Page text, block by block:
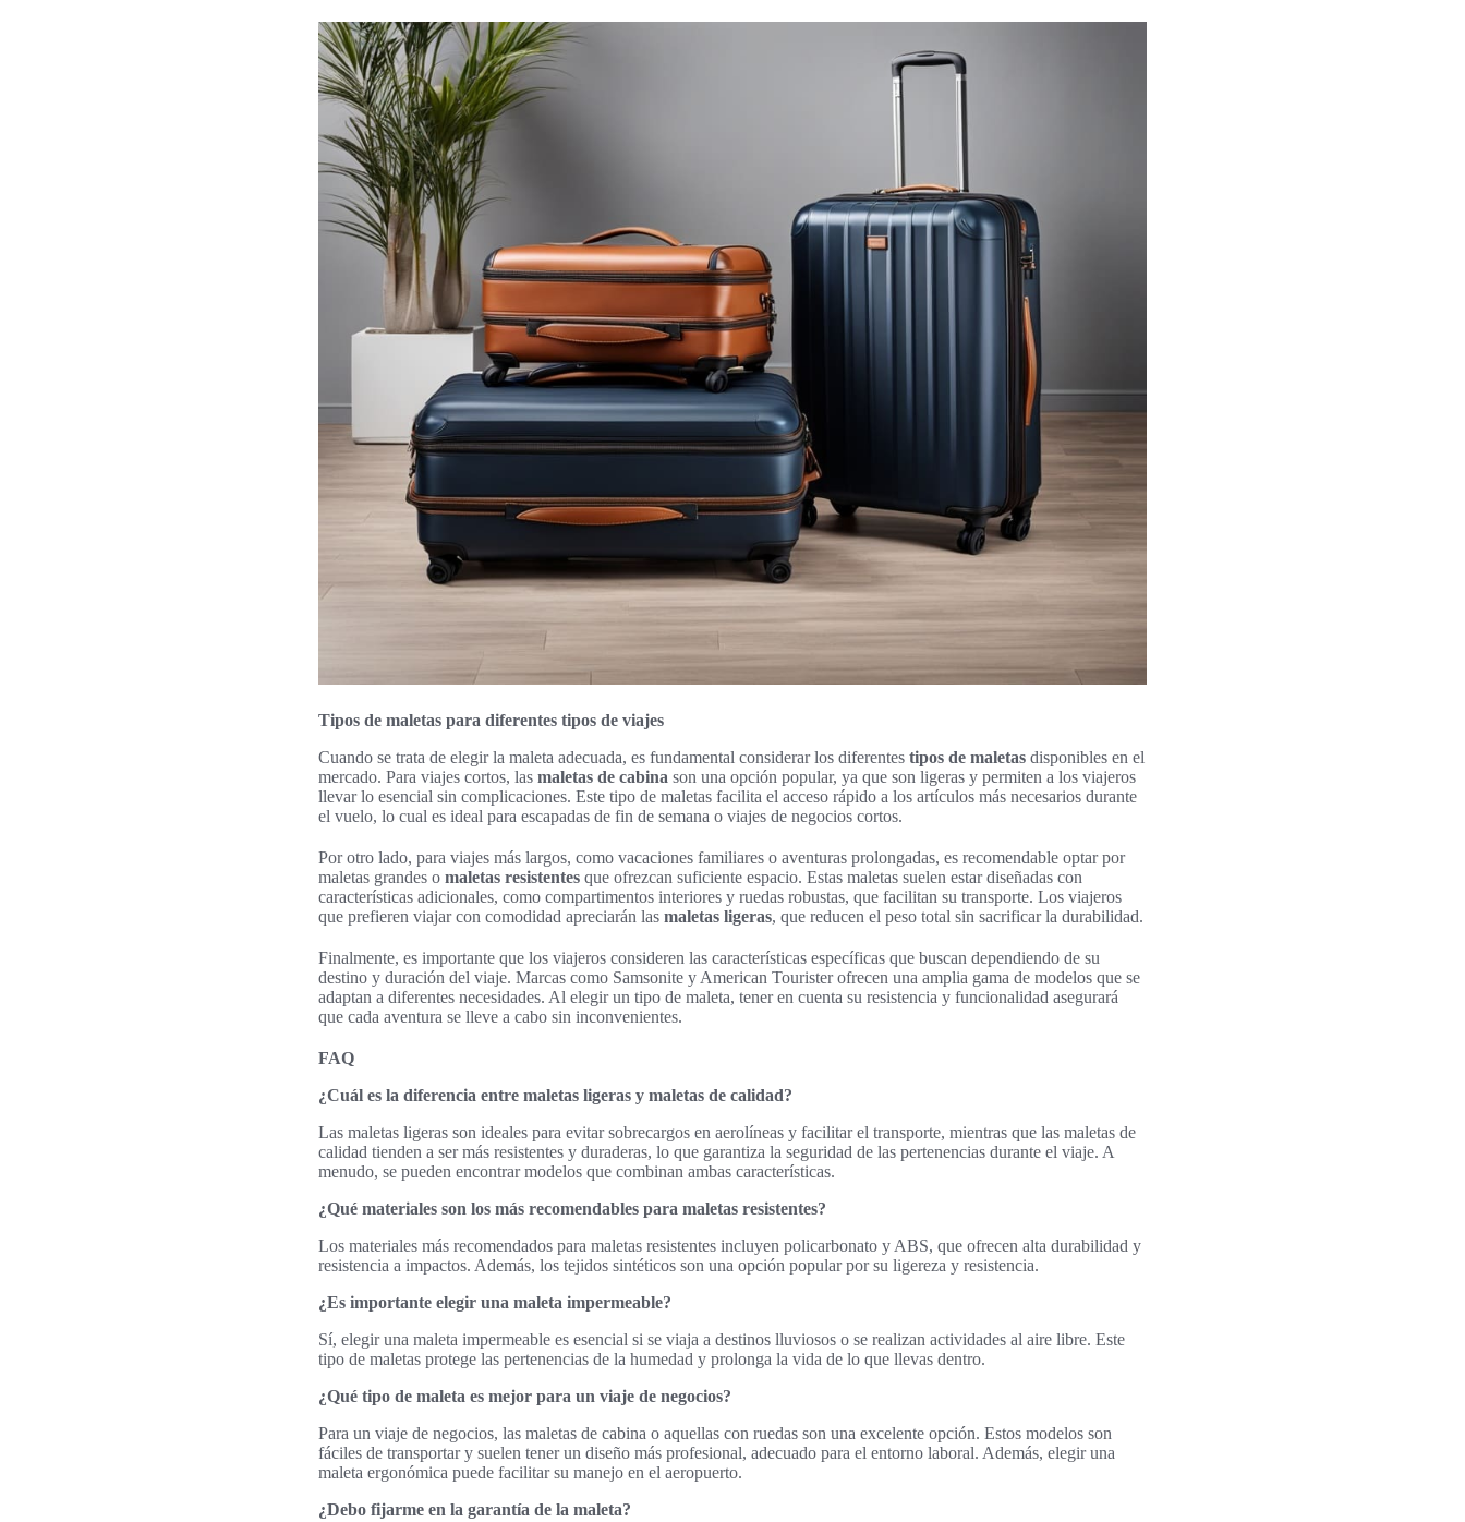
Tipos de maletas para diferentes tipos de viajes
Cuando se trata de elegir la maleta adecuada, es fundamental considerar los diferentes tipos de maletas disponibles en el
mercado. Para viajes cortos, las maletas de cabina son una opción popular, ya que son ligeras y permiten a los viajeros
llevar lo esencial sin complicaciones. Este tipo de maletas facilita el acceso rápido a los artículos más necesarios durante
el vuelo, lo cual es ideal para escapadas de fin de semana o viajes de negocios cortos.
Por otro lado, para viajes más largos, como vacaciones familiares o aventuras prolongadas, es recomendable optar por
maletas grandes o maletas resistentes que ofrezcan suficiente espacio. Estas maletas suelen estar diseñadas con
características adicionales, como compartimentos interiores y ruedas robustas, que facilitan su transporte. Los viajeros
que prefieren viajar con comodidad apreciarán las maletas ligeras, que reducen el peso total sin sacrificar la durabilidad.
Finalmente, es importante que los viajeros consideren las características específicas que buscan dependiendo de su
destino y duración del viaje. Marcas como Samsonite y American Tourister ofrecen una amplia gama de modelos que se
adaptan a diferentes necesidades. Al elegir un tipo de maleta, tener en cuenta su resistencia y funcionalidad asegurará
que cada aventura se lleve a cabo sin inconvenientes.
FAQ
¿Cuál es la diferencia entre maletas ligeras y maletas de calidad?
Las maletas ligeras son ideales para evitar sobrecargos en aerolíneas y facilitar el transporte, mientras que las maletas de
calidad tienden a ser más resistentes y duraderas, lo que garantiza la seguridad de las pertenencias durante el viaje. A
menudo, se pueden encontrar modelos que combinan ambas características.
¿Qué materiales son los más recomendables para maletas resistentes?
Los materiales más recomendados para maletas resistentes incluyen policarbonato y ABS, que ofrecen alta durabilidad y
resistencia a impactos. Además, los tejidos sintéticos son una opción popular por su ligereza y resistencia.
¿Es importante elegir una maleta impermeable?
Sí, elegir una maleta impermeable es esencial si se viaja a destinos lluviosos o se realizan actividades al aire libre. Este
tipo de maletas protege las pertenencias de la humedad y prolonga la vida de lo que llevas dentro.
¿Qué tipo de maleta es mejor para un viaje de negocios?
Para un viaje de negocios, las maletas de cabina o aquellas con ruedas son una excelente opción. Estos modelos son
fáciles de transportar y suelen tener un diseño más profesional, adecuado para el entorno laboral. Además, elegir una
maleta ergonómica puede facilitar su manejo en el aeropuerto.
¿Debo fijarme en la garantía de la maleta?